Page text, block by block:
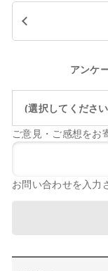
アンケ
(選択してくださ
ご意見・ご感想をお
お問い合わせを入力